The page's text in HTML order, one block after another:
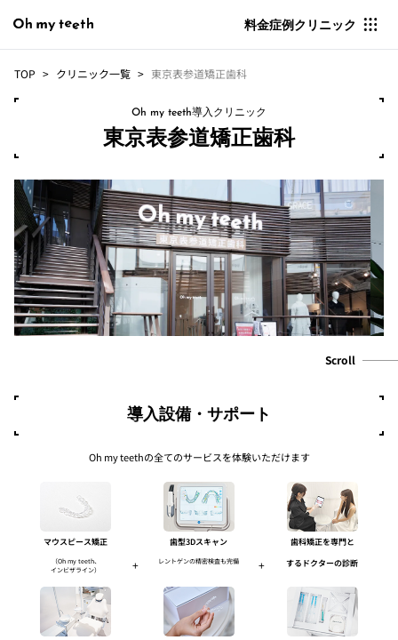
料金症例クリニック
TOP クリニック一覧 東京表参道矯正歯科
Oh my teeth導入クリニック
東京表参道矯正歯科
Scroll
導入設備・サポート
Oh my teethの全てのサービスを体験いただけます
マウスピース矯正
（Oh my teeth、
インビザライン）
歯型3Dスキャン
レントゲンの精密検査も完備
歯科矯正を専門と
するドクターの診断
+ +